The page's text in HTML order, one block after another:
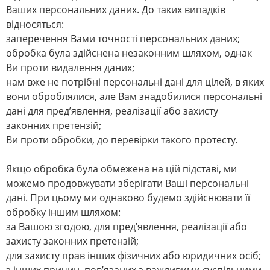
Ваших персональних даних. До таких випадків
відносяться:
заперечення Вами точності персональних даних;
обробка була здійснена незаконним шляхом, однак
Ви проти видалення даних;
нам вже не потрібні персональні дані для цілей, в яких
вони оброблялися, але Вам знадобилися персональні
дані для пред’явлення, реалізації або захисту
законних претензій;
Ви проти обробки, до перевірки такого протесту.
Якщо обробка була обмежена на цій підставі, ми
можемо продовжувати зберігати Ваші персональні
дані. При цьому ми однаково будемо здійснювати її
обробку іншим шляхом:
за Вашою згодою, для пред’явлення, реалізації або
захисту законних претензій;
для захисту прав інших фізичних або юридичних осіб;